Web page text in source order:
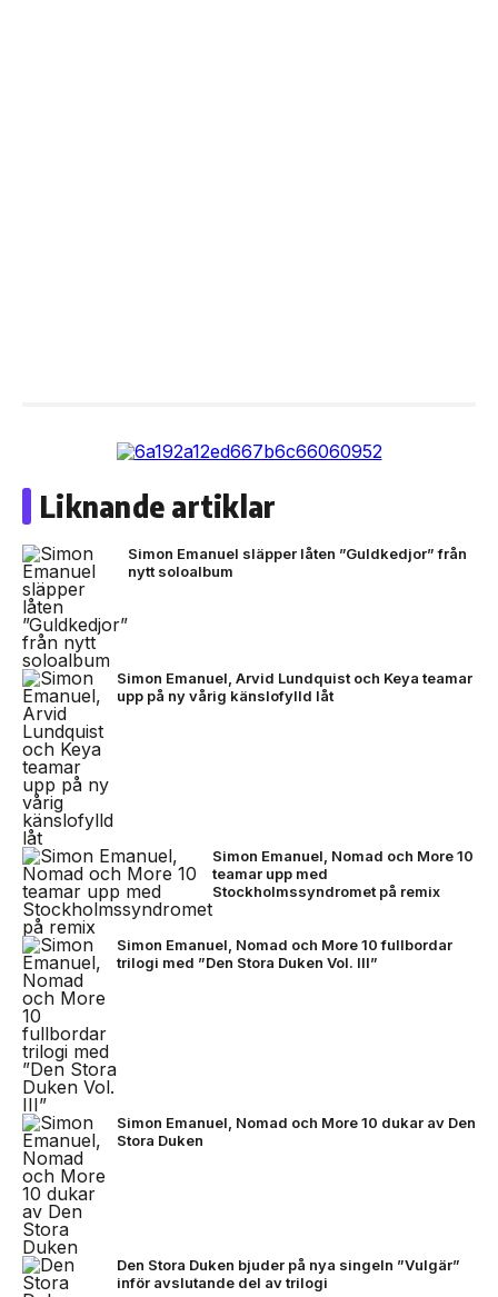
Liknande artiklar
Simon Emanuel släpper låten ”Guldkedjor” från
nytt soloalbum
Simon Emanuel, Arvid Lundquist och Keya teamar
upp på ny vårig känslofylld låt
Simon Emanuel, Nomad och More 10
teamar upp med
Stockholmssyndromet på remix
Simon Emanuel, Nomad och More 10 fullbordar
trilogi med ”Den Stora Duken Vol. III”
Simon Emanuel, Nomad och More 10 dukar av Den
Stora Duken
Den Stora Duken bjuder på nya singeln ”Vulgär”
inför avslutande del av trilogi